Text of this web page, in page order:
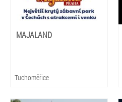
MAJALAND
Tuchoměřice